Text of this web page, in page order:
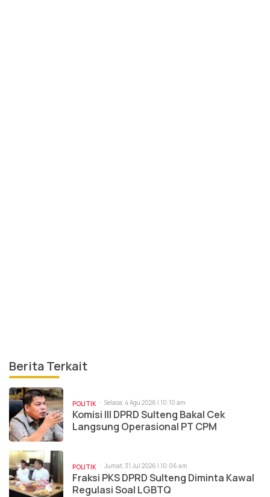
Berita Terkait
POLITIK Selasa, 4 Agu 2026 | 10:10 am
Komisi III DPRD Sulteng Bakal Cek
Langsung Operasional PT CPM
POLITIK Jumat, 31 Jul 2026 | 10:06 am
Fraksi PKS DPRD Sulteng Diminta Kawal
Regulasi Soal LGBTQ